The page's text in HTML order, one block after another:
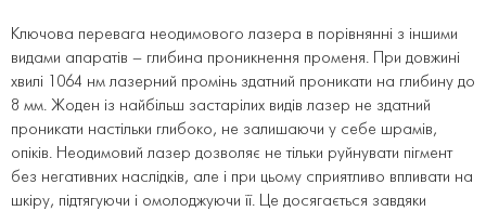
Ключова перевага неодимового лазера в порівнянні з іншими
видами апаратів – глибина проникнення променя. При довжині
хвилі 1064 нм лазерний промінь здатний проникати на глибину до
8 мм. Жоден із найбільш застарілих видів лазер не здатний
проникати настільки глибоко, не залишаючи у себе шрамів,
опіків. Неодимовий лазер дозволяє не тільки руйнувати пігмент
без негативних наслідків, але і при цьому сприятливо впливати на
шкіру, підтягуючи і омолоджуючи її. Це досягається завдяки